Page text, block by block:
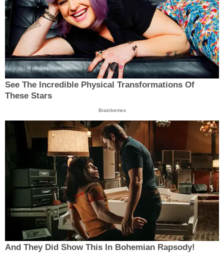
See The Incredible Physical Transformations Of
These Stars
Brainberries
And They Did Show This In Bohemian Rapsody!